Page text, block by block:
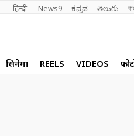
हिन्दी News9 ಕನ್ನಡ తెలుగు
सिनेमा REELS VIDEOS